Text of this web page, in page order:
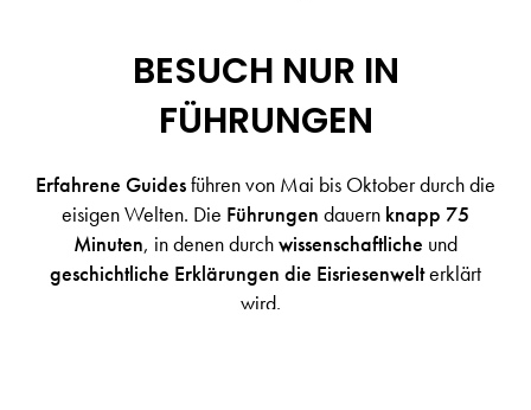
BESUCH NUR IN
FÜHRUNGEN
Erfahrene Guidesführen von Mai bis Oktober durch die
eisigen Welten. Die Führungen dauern knapp 75
Minuten, in denen durchwissenschaftliche und
geschichtliche Erklärungen die Eisriesenwelterklärt
wird.